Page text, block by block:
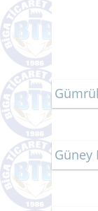
Güney